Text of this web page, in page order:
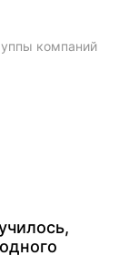
компаний